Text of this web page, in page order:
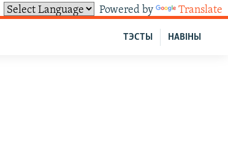
Powered by Translate
НАВІНЫ
ТЭСТЫ